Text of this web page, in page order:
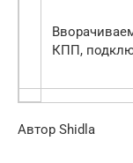
КПП,
Автор Shidla